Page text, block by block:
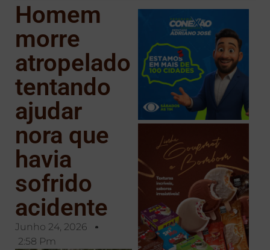
Homem
morre
atropelado
tentando
ajudar
nora que
havia
sofrido
acidente
Junho 24, 2026
2:58 Pm